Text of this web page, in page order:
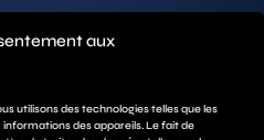
aux
utilisons des technologies telles que les
des appareils. Le fait de